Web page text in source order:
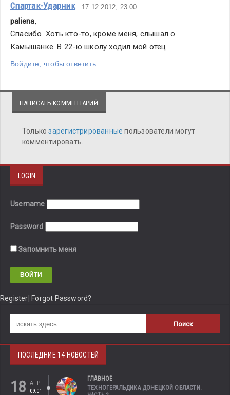
Спартак-Ударник 17.12.2012, 23:00
paliena,
Спасибо. Хоть кто-то, кроме меня, слышал о
Камышанке. В 22-ю школу ходил мой отец.
Войдите, чтобы ответить
НАПИСАТЬ КОММЕНТАРИЙ
Толькозарегистрированныепользователи могут
комментировать.
LOGIN
Username
Password
Запомнить меня
Register Forgot Password?
ПОСЛЕДНИЕ 14 НОВОСТЕЙ
18
АПР
09:01
ГЛАВНОЕ
ТЕХНОГЕРАЛЬДИКА ДОНЕЦКОЙ ОБЛАСТИ.